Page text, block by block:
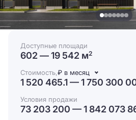
Доступные площади
602 — 19 542 м2
Стоимость,₽ в месяц
1 520 465.1 — 1 750 300
Условия продажи
73 203 200 — 1 842 073